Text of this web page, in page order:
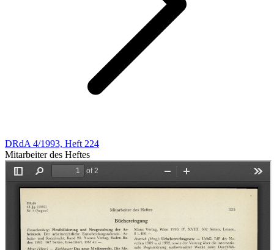
DRdA 4/1993, Heft 224
Mitarbeiter des Heftes